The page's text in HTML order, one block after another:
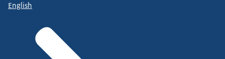
English